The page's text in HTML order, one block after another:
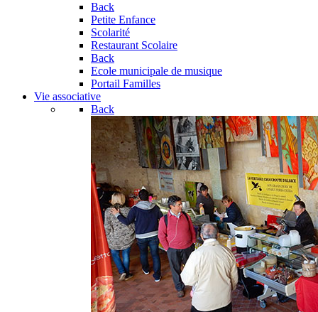
Back
Petite Enfance
Scolarité
Restaurant Scolaire
Back
Ecole municipale de musique
Portail Familles
Vie associative
Back